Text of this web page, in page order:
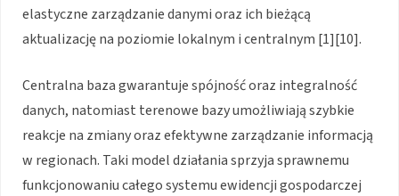
elastyczne zarządzanie danymi oraz ich bieżącą
aktualizację na poziomie lokalnym i centralnym [1][10].
Centralna baza gwarantuje spójność oraz integralność
danych, natomiast terenowe bazy umożliwiają szybkie
reakcje na zmiany oraz efektywne zarządzanie informacją
w regionach. Taki model działania sprzyja sprawnemu
funkcjonowaniu całego systemu ewidencji gospodarczej